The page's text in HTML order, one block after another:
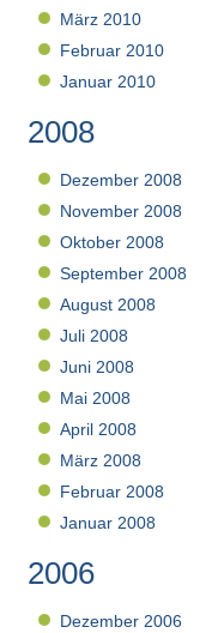
März 2010
Februar 2010
Januar 2010
2008
Dezember 2008
November 2008
Oktober 2008
September 2008
August 2008
Juli 2008
Juni 2008
Mai 2008
April 2008
März 2008
Februar 2008
Januar 2008
2006
Dezember 2006